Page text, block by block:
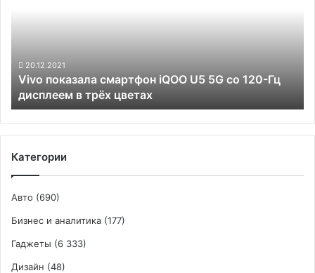
120-
Гц
дисплеем
в
трёх
цветах
20.12.2021
Vivo показала смартфон iQOO U5 5G со 120-Гц
дисплеем в трёх цветах
Категории
Авто (690)
Бизнес и аналитика (177)
Гаджеты (6 333)
Дизайн (48)